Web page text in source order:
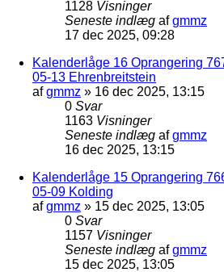
1128 Visninger
Seneste indlæg afgmmz
17 dec 2025, 09:28
Kalenderlåge 16 Oprangering
05-13 Ehrenbreitstein
afgmmz » 16 dec 2025, 13:15
0 Svar
1163 Visninger
Seneste indlæg afgmmz
16 dec 2025, 13:15
Kalenderlåge 15 Oprangering
05-09 Kolding
afgmmz » 15 dec 2025, 13:05
0 Svar
1157 Visninger
Seneste indlæg afgmmz
15 dec 2025, 13:05